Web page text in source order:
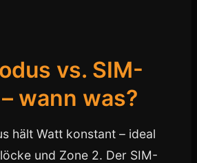
vs. SIM-
wann was?
hält Watt konstant – ideal
und Zone 2. Der SIM-